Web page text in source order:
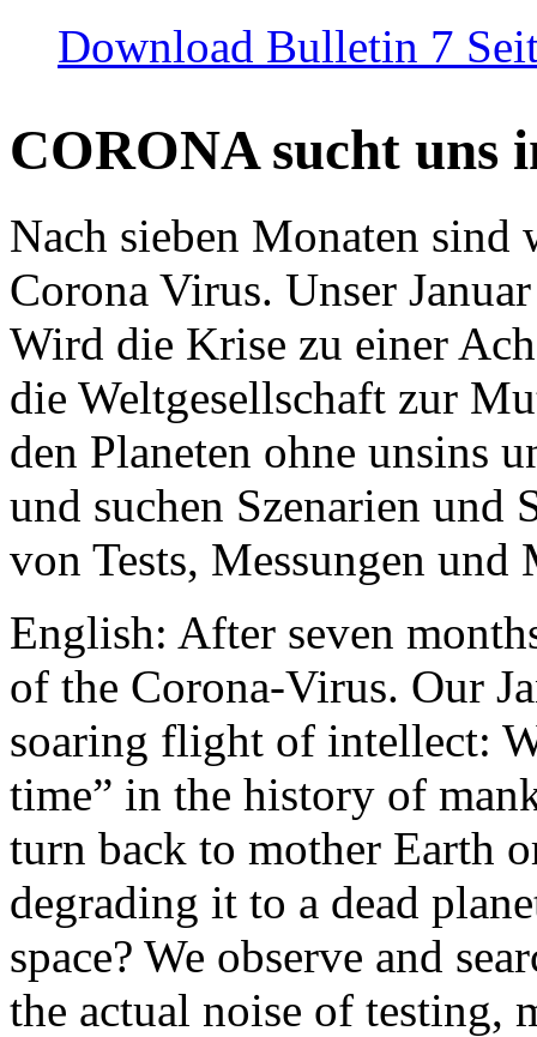
Download Bulletin 7
CORONA sucht uns
Nach sieben Monaten
Corona Virus. Unser
Wird die Krise zu einer
die Weltgesellschaft zur
den Planeten ohne unsins
und suchen Szenarien und
von Tests, Messungen und
English: After seven
of the Corona-Virus. Our
soaring flight of intellect:
time” in the history of
turn back to mother Earth
degrading it to a dead
space? We observe and
the actual noise of testing,